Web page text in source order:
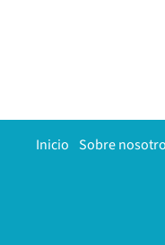
Inicio Sobre